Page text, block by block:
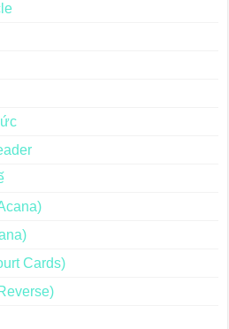
Cards)